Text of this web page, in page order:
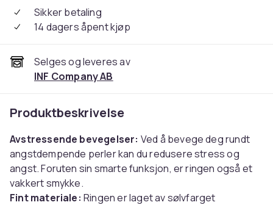
Sikker betaling
14 dagers åpent kjøp
Selges og leveres av
INF Company AB
Produktbeskrivelse
Avstressende bevegelser: Ved å bevege deg rundt
angstdempende perler kan du redusere stress og
angst. Foruten sin smarte funksjon, er ringen også et
vakkert smykke.
Fint materiale: Ringen er laget av sølvfarget